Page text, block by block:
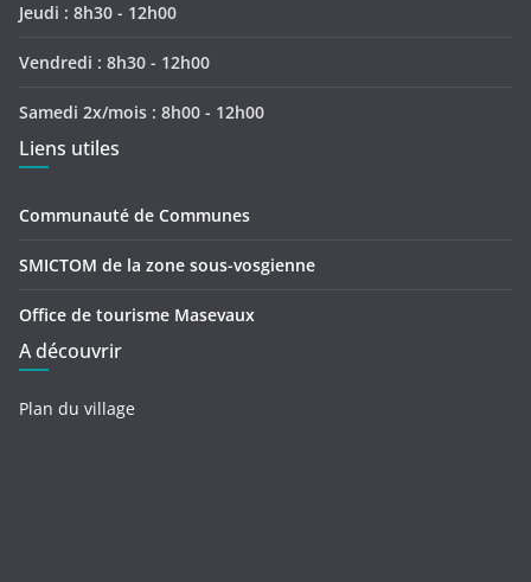
Jeudi : 8h30 - 12h00
Vendredi : 8h30 - 12h00
Samedi 2x/mois : 8h00 - 12h00
Liens utiles
Communauté de Communes
SMICTOM de la zone sous-vosgienne
Office de tourisme Masevaux
A découvrir
Plan du village